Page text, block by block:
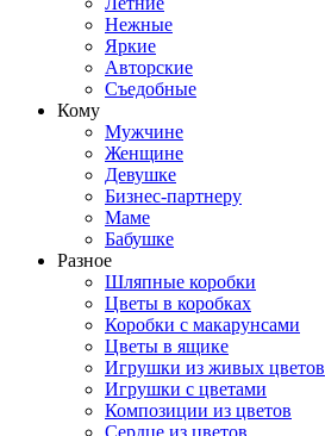
Нежные
Яркие
Авторские
Съедобные
Кому
Мужчине
Женщине
Девушке
Бизнес-партнеру
Маме
Бабушке
Разное
Шляпные коробки
Цветы в коробках
Коробки с макарунсами
Цветы в ящике
Игрушки из живых цветов
Игрушки с цветами
Композиции из цветов
Сердце из цветов